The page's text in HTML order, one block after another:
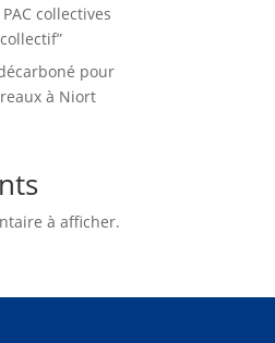
collectives
pour
à Niort
à afficher.